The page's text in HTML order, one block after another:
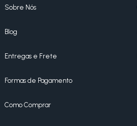
Sobre Nós
Blog
Entregas e Frete
Formas de Pagamento
Como Comprar